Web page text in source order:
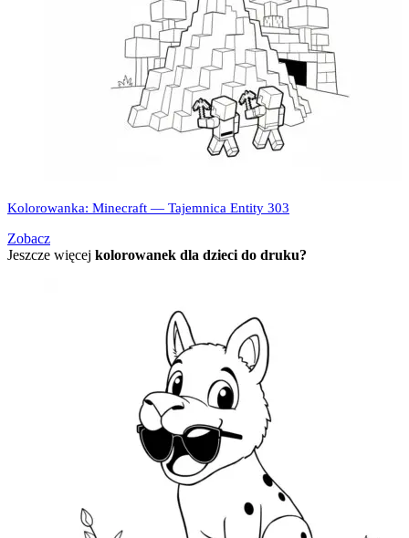
Kolorowanka: Minecraft — Tajemnica Entity 303
Zobacz
Jeszcze więcej kolorowanek dla dzieci do druku?